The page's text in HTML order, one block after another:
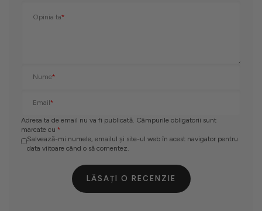
Opinia ta*
Nume*
Email*
Adresa ta de email nu va fi publicată. Câmpurile obligatorii sunt
marcate cu *
Salvează-mi numele, emailul și site-ul web în acest navigator pentru
data viitoare când o să comentez.
LĂSAȚI O RECENZIE